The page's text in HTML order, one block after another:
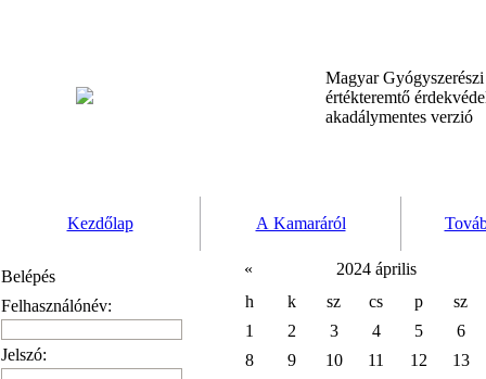
Magyar
értékteremtő
akadálymentes verzió
Kezdőlap A Kamaráról
Belépés
Felhasználónév:
Jelszó:
«
2024 április
h
k sz cs p
sz
1
2 3 4 5
6
8
9 10 11 12
13